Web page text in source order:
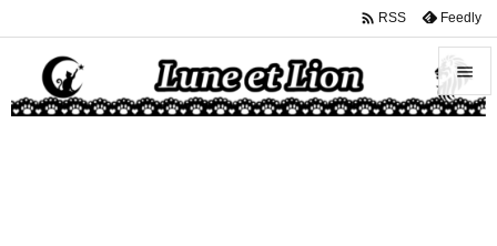


 RSS Feedly